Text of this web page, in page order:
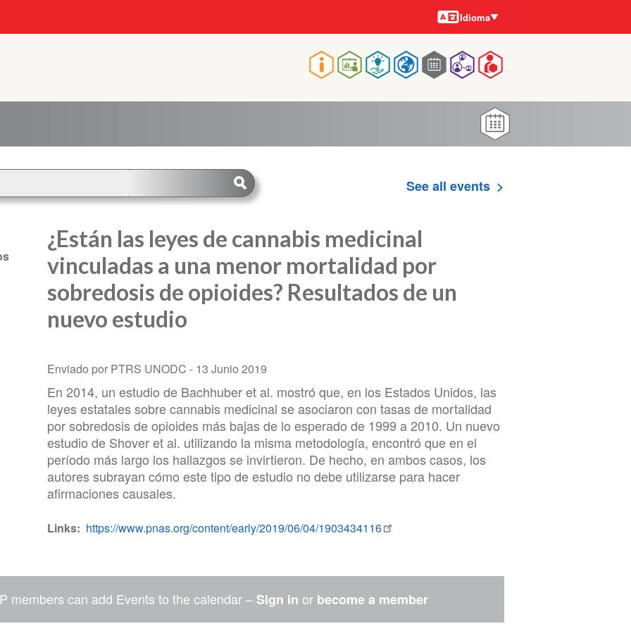
Main
navigation
Idiomas
Idioma
See all events
¿Están las leyes de cannabis medicinal
vinculadas a una menor mortalidad por
sobredosis de opioides? Resultados de un
nuevo estudio
Enviado por PTRS UNODC - 13 Junio 2019
En 2014, un estudio de Bachhuber et al. mostró que, en los Estados Unidos, las
leyes estatales sobre cannabis medicinal se asociaron con tasas de mortalidad
por sobredosis de opioides más bajas de lo esperado de 1999 a 2010. Un nuevo
estudio de Shover et al. utilizando la misma metodología, encontró que en el
período más largo los hallazgos se invirtieron. De hecho, en ambos casos, los
autores subrayan cómo este tipo de estudio no debe utilizarse para hacer
afirmaciones causales.
Links https://www.pnas.org/content/early/2019/06/04/1903434116
members can add Events to the calendar – Sign in or become a member